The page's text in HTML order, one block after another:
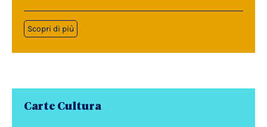
Scopri di più
Carte Cultura